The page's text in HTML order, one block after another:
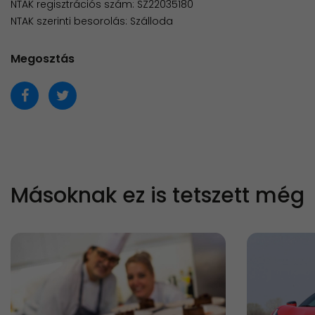
NTAK regisztrációs szám: SZ22035180
NTAK szerinti besorolás: Szálloda
Megosztás
Másoknak ez is tetszett még